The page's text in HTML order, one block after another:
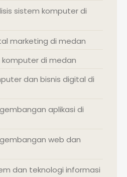
sistem komputer di
marketing di medan
di medan
dan bisnis digital di
aplikasi di
web dan
dan teknologi informasi